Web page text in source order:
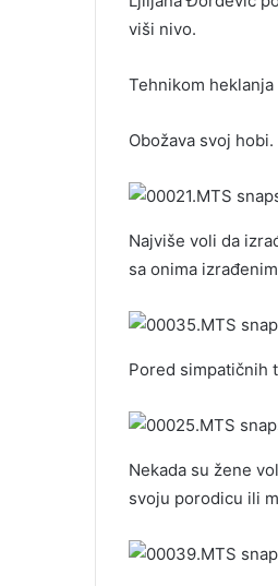
viši nivo.
Tehnikom
Obožava svoj
Najviše voli da
sa onima
Pored simpatičnih
Nekada su žene
svoju porodicu ili